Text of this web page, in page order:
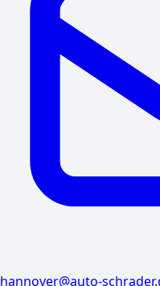
hannover@auto-